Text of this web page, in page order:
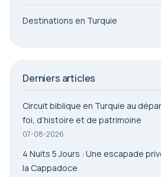
Destinations en Turquie
Derniers articles
Circuit biblique en Turquie au
foi, d’histoire et de patrimoine
07-08-2026
4 Nuits 5 Jours : Une escapade
la Cappadoce